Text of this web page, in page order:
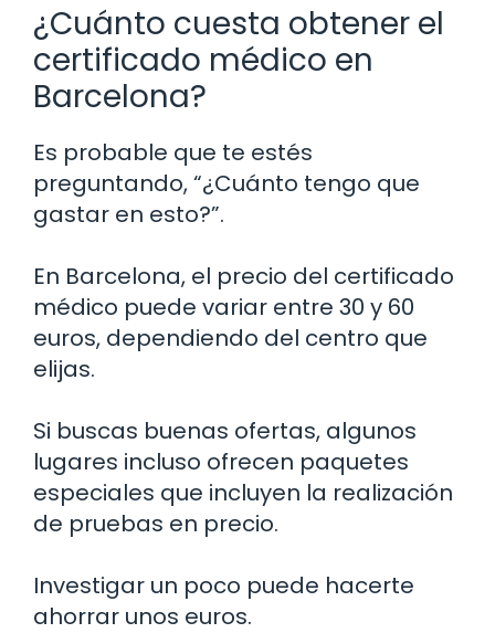
¿Cuánto cuesta obtener el
certificado médico en
Barcelona?
Es probable que te estés
preguntando, “¿Cuánto tengo que
gastar en esto?”.
En Barcelona, el precio del certificado
médico puede variar entre 30 y 60
euros, dependiendo del centro que
elijas.
Si buscas buenas ofertas, algunos
lugares incluso ofrecen paquetes
especiales que incluyen la realización
de pruebas en precio.
Investigar un poco puede hacerte
ahorrar unos euros.